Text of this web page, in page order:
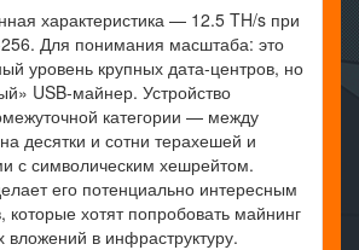
характеристика — 12.5 TH/s при
Для понимания масштаба: это
уровень крупных дата-центров, но
USB-майнер. Устройство
категории — между
десятки и сотни терахешей и
с символическим хешрейтом.
его потенциально интересным
которые хотят попробовать майнинг
в инфраструктуру.